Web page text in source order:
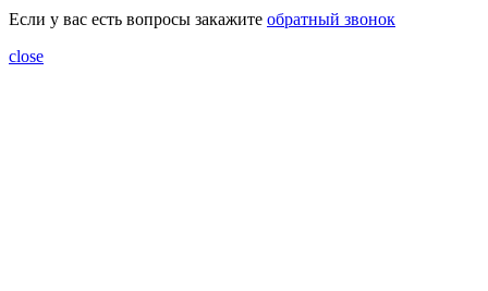
Если у вас есть вопросы закажите обратный звонок
close